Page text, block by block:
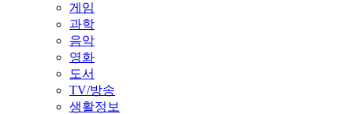
게임
과학
음악
영화
도서
TV/방송
생활정보